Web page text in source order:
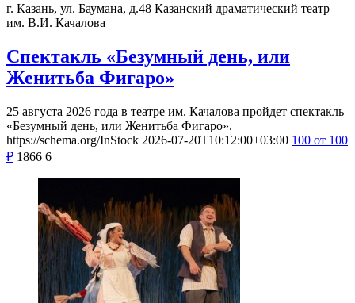
г. Казань, ул. Баумана, д.48 Казанский драматический театр
им. В.И. Качалова
Спектакль «Безумный день, или
Женитьба Фигаро»
25 августа 2026 года в театре им. Качалова пройдет спектакль
«Безумный день, или Женитьба Фигаро».
https://schema.org/InStock 2026-07-20T10:12:00+03:00 100 от 100
₽ 1866 6